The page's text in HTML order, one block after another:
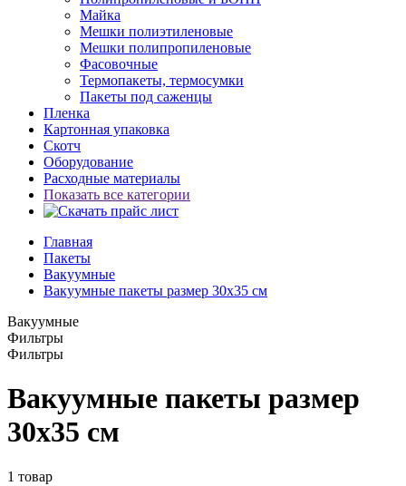
Майка
Мешки полиэтиленовые
Мешки полипропиленовые
Фасовочные
Термопакеты, термосумки
Пакеты под саженцы
Пленка
Картонная упаковка
Скотч
Оборудование
Расходные материалы
Показать все категории
Главная
Пакеты
Вакуумные
Вакуумные пакеты размер 30x35 см
Вакуумные
Фильтры
Фильтры
Вакуумные пакеты размер
30x35 см
1 товар